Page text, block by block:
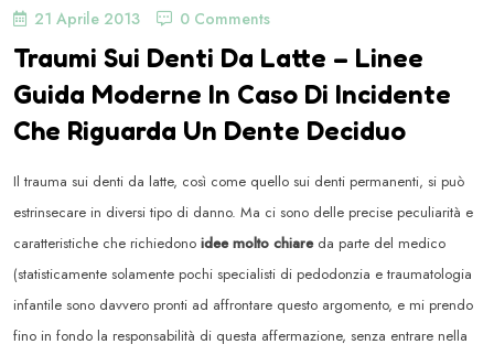
21 Aprile 2013 0 Comments
Traumi Sui Denti Da Latte – Linee
Guida Moderne In Caso Di Incidente
Che Riguarda Un Dente Deciduo
Il trauma sui denti da latte, così come quello sui denti permanenti, si può
estrinsecare in diversi tipo di danno. Ma ci sono delle precise peculiarità e
caratteristiche che richiedono idee molto chiareda parte del medico
(statisticamente solamente pochi specialisti di pedodonzia e traumatologia
infantile sono davvero pronti ad affrontare questo argomento, e mi prendo
fino in fondo la responsabilità di questa affermazione, senza entrare nella